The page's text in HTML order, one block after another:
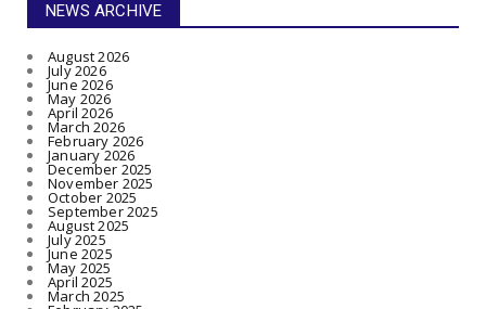
NEWS ARCHIVE
August 2026
July 2026
June 2026
May 2026
April 2026
March 2026
February 2026
January 2026
December 2025
November 2025
October 2025
September 2025
August 2025
July 2025
June 2025
May 2025
April 2025
March 2025